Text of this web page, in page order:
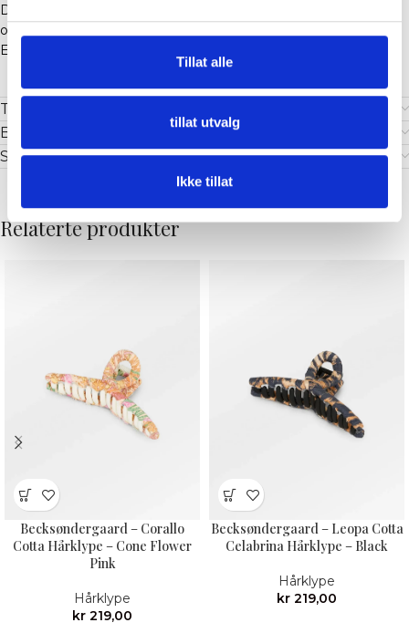
Tillat alle
tillat utvalg
Ikke tillat
Den holder håret sikkert på plass og er enkel å bruke både til
oppsatser og løse frisyrer.
Egnet både til hverdagsbruk og mer pyntede looks.
Tilleggsinformasjon
Brand
Shipping & Delivery
Relaterte produkter
Becksøndergaard – Corallo
Cotta Hårklype – Cone Flower
Pink
Hårklype
kr 219,00
Becksøndergaard – Leopa Cotta
Celabrina Hårklype – Black
Hårklype
kr 219,00